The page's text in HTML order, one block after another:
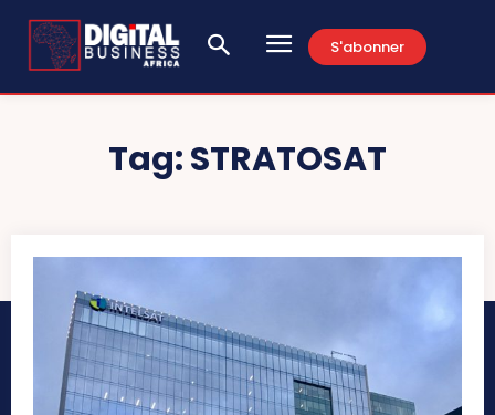
S'abonner
Tag:STRATOSAT